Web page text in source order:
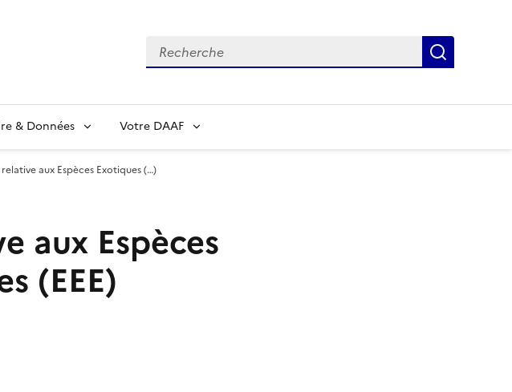
Recherche
& Données Votre DAAF
aux Espèces Exotiques (…)
aux Espèces
(EEE)